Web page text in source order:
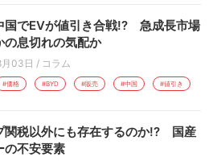
国でEVが値引き合戦!? 急成長市場
の息切れの気配か
03日 / コラム
#価格 #BYD #販売 #中国 #値引き
関税以外にも存在するのか!? 国産
の不安要素